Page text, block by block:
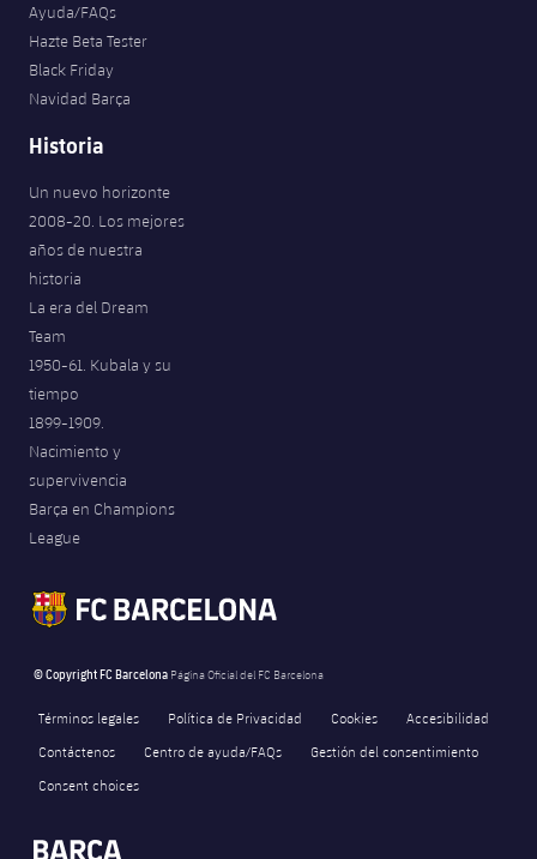
Ayuda/FAQs
Hazte Beta Tester
Black Friday
Navidad Barça
Historia
Un nuevo horizonte
2008-20. Los mejores
años de nuestra
historia
La era del Dream
Team
1950-61. Kubala y su
tiempo
1899-1909.
Nacimiento y
supervivencia
Barça en Champions
League
© Copyright FC Barcelona Página Oficial del FC Barcelona
Términos legales Política de Privacidad Cookies
Accesibilidad
Contáctenos
Centro de ayuda/FAQs
Gestión del consentimiento
Consent choices